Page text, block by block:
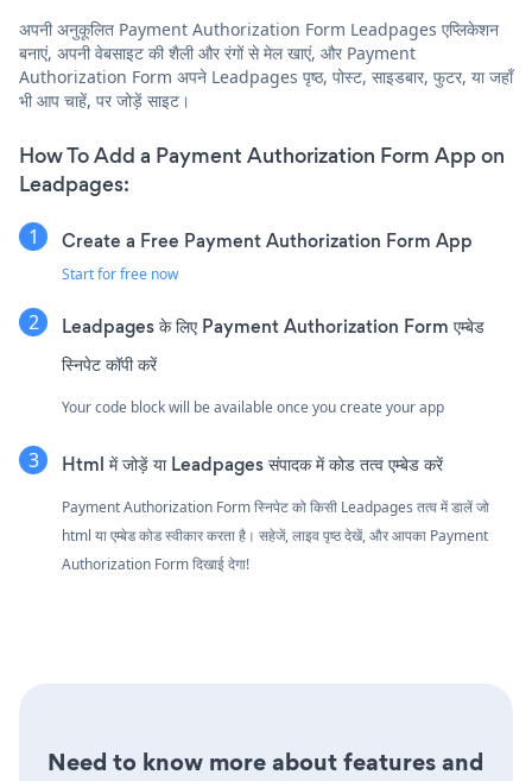
अपनी अनुकूलित Payment Authorization Form Leadpages एप्लिकेशन
बनाएं, अपनी वेबसाइट की शैली और रंगों से मेल खाएं, और Payment
Authorization Form अपने Leadpages पृष्ठ, पोस्ट, साइडबार, फुटर, या जहाँ
भी आप चाहें, पर जोड़ें साइट।
How To Add a Payment Authorization Form App on
Leadpages:
Create a Free Payment Authorization Form App
Start for free now
Leadpages के लिए Payment Authorization Form एम्बेड
स्निपेट कॉपी करें
Your code block will be available once you create your app
Html में जोड़ें या Leadpages संपादक में कोड तत्व एम्बेड करें
Payment Authorization Form स्निपेट को किसी Leadpages तत्व में डालें जो
html या एम्बेड कोड स्वीकार करता है। सहेजें, लाइव पृष्ठ देखें, और आपका Payment
Authorization Form दिखाई देगा!
Need to know more about features and